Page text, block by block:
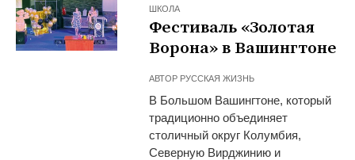
ШКОЛА
Фестиваль «Золотая
Ворона» в Вашингтоне
АВТОР РУССКАЯ ЖИЗНЬ
В Большом Вашингтоне, который
традиционно объединяет
столичный округ Колумбия,
Северную Вирджинию и